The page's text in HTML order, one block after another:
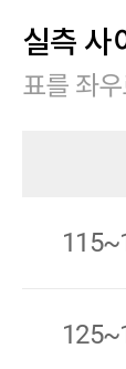
실측 사
표를 좌